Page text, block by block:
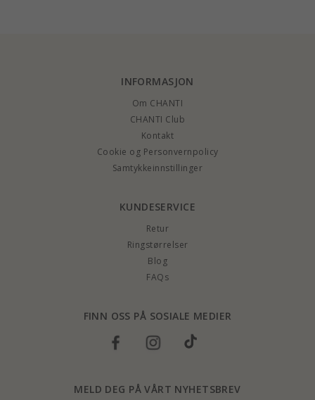
INFORMASJON
Om CHANTI
CHANTI Club
Kontakt
Cookie og Personvernpolicy
Samtykkeinnstillinger
KUNDESERVICE
Retur
Ringstørrelser
Blog
FAQs
FINN OSS PÅ SOSIALE MEDIER
MELD DEG PÅ VÅRT NYHETSBREV